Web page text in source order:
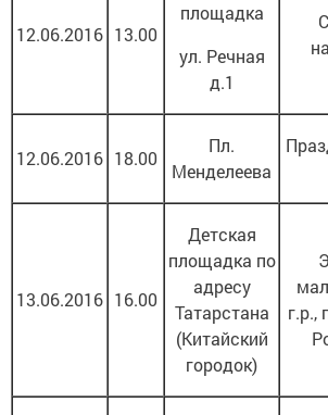
12.06.2016 13.00
площадка
ул. Речная
д.1
12.06.2016 18.00
Пл.
Менделеева
13.06.2016 16.00
Детская
площадка по
адресу
Татарстана
(Китайский
городок)
г.р.,